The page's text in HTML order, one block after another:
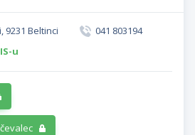
9231 Beltinci
041 803194
u